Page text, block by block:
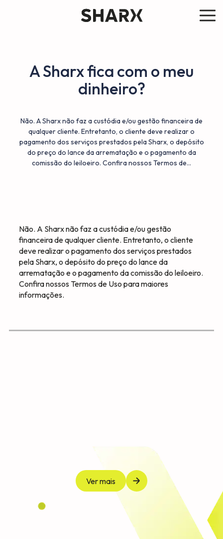
A Sharx fica com o meu
dinheiro?
Não. A Sharx não faz a custódia e/ou gestão financeira de
qualquer cliente. Entretanto, o cliente deve realizar o
pagamento dos serviços prestados pela Sharx, o depósito
do preço do lance da arrematação e o pagamento da
comissão do leiloeiro. Confira nossos Termos de…
Não. A Sharx não faz a custódia e/ou gestão
financeira de qualquer cliente. Entretanto, o cliente
deve realizar o pagamento dos serviços prestados
pela Sharx, o depósito do preço do lance da
arrematação e o pagamento da comissão do leiloeiro.
Confira nossos Termos de Uso para maiores
informações.
Ver mais